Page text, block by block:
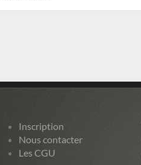
Inscription
Nous contacter
Les CGU